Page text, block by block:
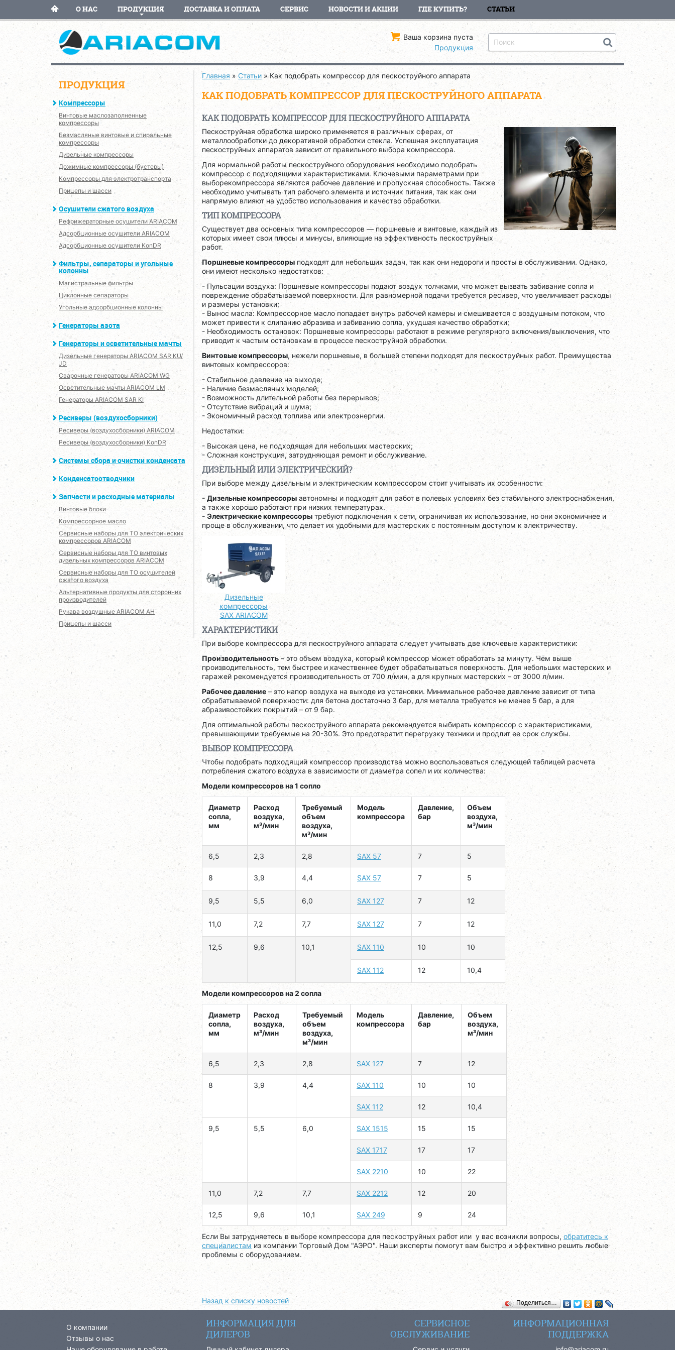
О НАС ПРОДУКЦИЯ ДОСТАВКА И ОПЛАТА СЕРВИС НОВОСТИ И АКЦИИ ГДЕ КУПИТЬ? СТАТЬИ
Ваша корзина пуста
Продукция
ПРОДУКЦИЯ
Компрессоры
Винтовые маслозаполненные
компрессоры
Безмасляные винтовые и спиральные
компрессоры
Дизельные компрессоры
Дожимные компрессоры (бустеры)
Компрессоры для электротранспорта
Прицепы и шасси
Осушители сжатого воздуха
Рефрижераторные осушители ARIACOM
Адсорбционные осушители ARIACOM
Адсорбционные осушители KonDR
Фильтры, сепараторы и угольные
колонны
Магистральные фильтры
Циклонные сепараторы
Угольные адсорбционные колонны
Генераторы азота
Генераторы и осветительные мачты
Дизельные генераторы ARIACOM SAR KU/
JD
Сварочные генераторы ARIACOM WG
Осветительные мачты ARIACOM LM
Генераторы ARIACOM SAR KI
Ресиверы (воздухосборники)
Ресиверы (воздухосборники) ARIACOM
Ресиверы (воздухосборники) KonDR
Системы сбора и очистки конденсата
Конденсатоотводчики
Запчасти и расходные материалы
Винтовые блоки
Компрессорное масло
Сервисные наборы для ТО электрических
компрессоров ARIACOM
Сервисные наборы для ТО винтовых
дизельных компрессоров ARIACOM
Сервисные наборы для ТО осушителей
сжатого воздуха
Альтернативные продукты для сторонних
производителей
Рукава воздушные ARIACOM AH
Прицепы и шасси
Главная » Статьи » Как подобрать компрессор для пескоструйного аппарата
КАК ПОДОБРАТЬ КОМПРЕССОР ДЛЯ ПЕСКОСТРУЙНОГО АППАРАТА
КАК ПОДОБРАТЬ КОМПРЕССОР ДЛЯ ПЕСКОСТРУЙНОГО АППАРАТА
Пескоструйная обработка широко применяется в различных сферах, от
металлообработки до декоративной обработки стекла. Успешная эксплуатация
пескоструйных аппаратов зависит от правильного выбора компрессора.
Для нормальной работы пескоструйного оборудования необходимо подобрать
компрессор с подходящими характеристиками. Ключевыми параметрами при
выборекомпрессора являются рабочее давление и пропускная способность. Также
необходимо учитывать тип рабочего элемента и источник питания, так как они
напрямую влияют на удобство использования и качество обработки.
ТИП КОМПРЕССОРА
Существует два основных типа компрессоров — поршневые и винтовые, каждый из
которых имеет свои плюсы и минусы, влияющие на эффективность пескоструйных
работ.
Поршневые компрессорыподходят для небольших задач, так как они недороги и просты в обслуживании. Однако,
они имеют несколько недостатков:
- Пульсации воздуха: Поршневые компрессоры подают воздух толчками, что может вызвать забивание сопла и
повреждение обрабатываемой поверхности. Для равномерной подачи требуется ресивер, что увеличивает расходы
и размеры установки;
- Вынос масла: Компрессорное масло попадает внутрь рабочей камеры и смешивается с воздушным потоком, что
может привести к слипанию абразива и забиванию сопла, ухудшая качество обработки;
- Необходимость остановок: Поршневые компрессоры работают в режиме регулярного включения/выключения, что
приводит к частым остановкам в процессе пескоструйной обработки.
Винтовые компрессоры, нежели поршневые, в большей степени подходят для пескоструйных работ. Преимущества
винтовых компрессоров:
- Стабильное давление на выходе;
- Наличие безмасляных моделей;
- Возможность длительной работы без перерывов;
- Отсутствие вибраций и шума;
- Экономичный расход топлива или электроэнергии.
Недостатки:
- Высокая цена, не подходящая для небольших мастерских;
- Сложная конструкция, затрудняющая ремонт и обслуживание.
ДИЗЕЛЬНЫЙ ИЛИ ЭЛЕКТРИЧЕСКИЙ?
При выборе между дизельным и электрическим компрессором стоит учитывать их особенности:
- Дизельные компрессоры автономны и подходят для работ в полевых условиях без стабильного электроснабжения,
а также хорошо работают при низких температурах.
- Электрические компрессоры требуют подключения к сети, ограничивая их использование, но они экономичнее и
проще в обслуживании, что делает их удобными для мастерских с постоянным доступом к электричеству.
Дизельные
компрессоры
SAX ARIACOM
ХАРАКТЕРИСТИКИ
При выборе компрессора для пескоструйного аппарата следует учитывать две ключевые характеристики:
Производительность – это объем воздуха, который компрессор может обработать за минуту. Чем выше
производительность, тем быстрее и качественнее будет обрабатываться поверхность. Для небольших мастерских и
гаражей рекомендуется производительность от 700 л/мин, а для крупных мастерских – от 3000 л/мин.
Рабочее давление – это напор воздуха на выходе из установки. Минимальное рабочее давление зависит от типа
обрабатываемой поверхности: для бетона достаточно 3 бар, для металла требуется не менее 5 бар, а для
абразивостойких покрытий – от 9 бар.
Для оптимальной работы пескоструйного аппарата рекомендуется выбирать компрессор с характеристиками,
превышающими требуемые на 20-30%. Это предотвратит перегрузку техники и продлит ее срок службы.
ВЫБОР КОМПРЕССОРА
Чтобы подобрать подходящий компрессор производства можно воспользоваться следующей таблицей расчета
потребления сжатого воздуха в зависимости от диаметра сопел и их количества:
Модели компрессоров на 1 сопло
Диаметр
сопла,
мм
Расход
воздуха,
м³/мин
Требуемый
объем
воздуха,
м³/мин
Модель
компрессора
Давление,
бар
Объем
воздуха,
м³/мин
6,5 2,3 2,8 SAX 57 7 5
8 3,9 4,4 SAX 57 7 5
9,5 5,5 6,0 SAX 127 7 12
11,0 7,2 7,7 SAX 127 7 12
12,5 9,6 10,1 SAX 110 10 10
SAX 112 12 10,4
Модели компрессоров на 2 сопла
Диаметр
сопла,
мм
Расход
воздуха,
м³/мин
Требуемый
объем
воздуха,
м³/мин
Модель
компрессора
Давление,
бар
Объем
воздуха,
м³/мин
6,5 2,3 2,8 SAX 127 7 12
8 3,9 4,4 SAX 110 10 10
SAX 112 12 10,4
9,5 5,5 6,0 SAX 1515 15 15
SAX 1717 17 17
SAX 2210 10 22
11,0 7,2 7,7 SAX 2212 12 20
12,5 9,6 10,1 SAX 249 9 24
Если Вы затрудняетесь в выборе компрессора для пескоструйных работ или у вас возникли вопросы, обратитесь к
специалистам из компании Торговый Дом "АЭРО". Наши эксперты помогут вам быстро и эффективно решить любые
проблемы с оборудованием.
Поделиться…
Назад к списку новостей
О компании
Отзывы о нас
ИНФОРМАЦИЯ ДЛЯ
ДИЛЕРОВ
СЕРВИСНОЕ
ОБСЛУЖИВАНИЕ
ИНФОРМАЦИОННАЯ
ПОДДЕРЖКА